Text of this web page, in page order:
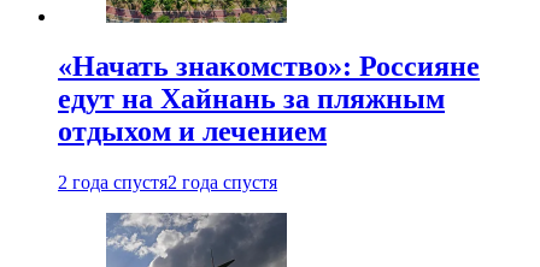
«Начать знакомство»: Россияне
едут на Хайнань за пляжным
отдыхом и лечением
2 года спустя2 года спустя